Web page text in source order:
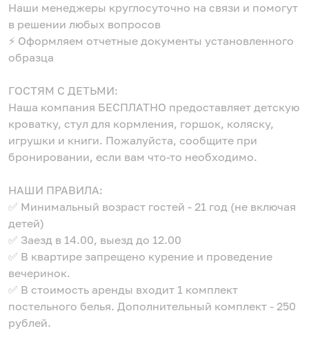
Наши менеджеры круглосуточно на связи и помогут
в решении любых вопросов
⚡️ Оформляем отчетные документы установленного
образца
ГОСТЯМ С ДЕТЬМИ:
Наша компания БЕСПЛАТНО предоставляет детскую
кроватку, стул для кормления, горшок, коляску,
игрушки и книги. Пожалуйста, сообщите при
бронировании, если вам что-то необходимо.
НАШИ ПРАВИЛА:
✅ Минимальный возраст гостей - 21 год (не включая
детей)
✅ Заезд в 14.00, выезд до 12.00
✅ В квартире запрещено курение и проведение
вечеринок.
✅ В стоимость аренды входит 1 комплект
постельного белья. Дополнительный комплект - 250
рублей.